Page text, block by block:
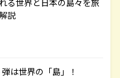
る世界と日本の島々を旅
説
は世界の「島」！